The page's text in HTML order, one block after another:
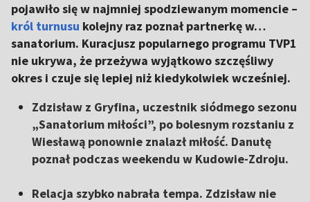
pojawiło się w najmniej spodziewanym momencie –
król turnusu kolejny raz poznał partnerkę w…
sanatorium. Kuracjusz popularnego programu TVP1
nie ukrywa, że przeżywa wyjątkowo szczęśliwy
okres i czuje się lepiej niż kiedykolwiek wcześniej.
Zdzisław z Gryfina, uczestnik siódmego sezonu
„Sanatorium miłości”, po bolesnym rozstaniu z
Wiesławą ponownie znalazł miłość. Danutę
poznał podczas weekendu w Kudowie-Zdroju.
Relacja szybko nabrała tempa. Zdzisław nie